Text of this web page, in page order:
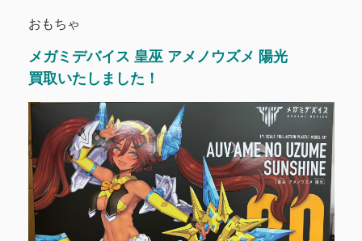
おもちゃ
メガミデバイス 皇巫 アメノウズメ 陽光
買取いたしました！